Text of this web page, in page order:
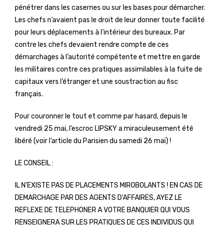
pénétrer dans les casernes ou sur les bases pour démarcher.
Les chefs n’avaient pas le droit de leur donner toute facilité
pour leurs déplacements à l’intérieur des bureaux. Par
contre les chefs devaient rendre compte de ces
démarchages à l’autorité compétente et mettre en garde
les militaires contre ces pratiques assimilables à la fuite de
capitaux vers l’étranger et une soustraction au fisc
français.
Pour couronner le tout et comme par hasard, depuis le
vendredi 25 mai, l’escroc LIPSKY a miraculeusement été
libéré (voir l’article du Parisien du samedi 26 mai) !
LE CONSEIL :
IL N’EXISTE PAS DE PLACEMENTS MIROBOLANTS ! EN CAS DE
DEMARCHAGE PAR DES AGENTS D’AFFAIRES, AYEZ LE
REFLEXE DE TELEPHONER A VOTRE BANQUIER QUI VOUS
RENSEIGNERA SUR LES PRATIQUES DE CES INDIVIDUS QUI